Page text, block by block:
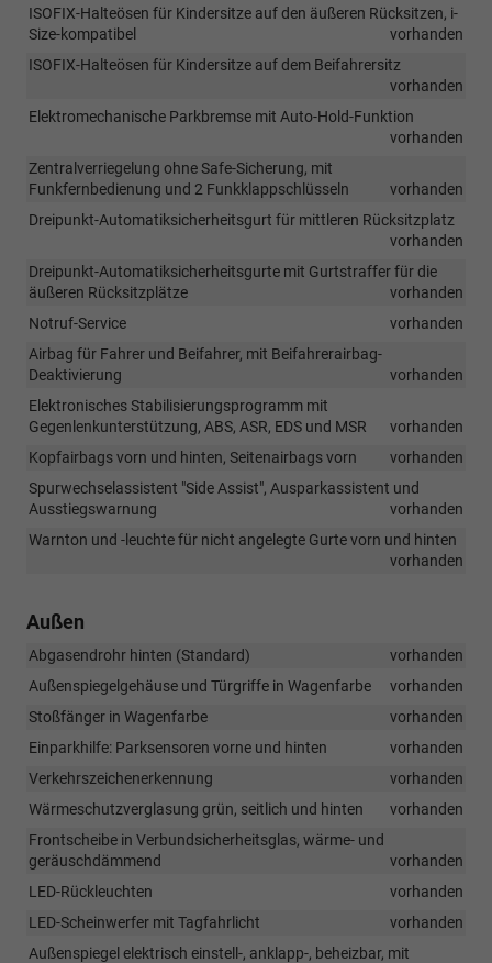
ISOFIX-Halteösen für Kindersitze auf den äußeren Rücksitzen, i-
Size-kompatibel
vorhanden
ISOFIX-Halteösen für Kindersitze auf dem Beifahrersitz
vorhanden
Elektromechanische Parkbremse mit Auto-Hold-Funktion
vorhanden
Zentralverriegelung ohne Safe-Sicherung, mit
Funkfernbedienung und 2 Funkklappschlüsseln
vorhanden
Dreipunkt-Automatiksicherheitsgurt für mittleren Rücksitzplatz
vorhanden
Dreipunkt-Automatiksicherheitsgurte mit Gurtstraffer für die
äußeren Rücksitzplätze
vorhanden
Notruf-Service
vorhanden
Airbag für Fahrer und Beifahrer, mit Beifahrerairbag-
Deaktivierung
vorhanden
Elektronisches Stabilisierungsprogramm mit
Gegenlenkunterstützung, ABS, ASR, EDS und MSR
vorhanden
Kopfairbags vorn und hinten, Seitenairbags vorn
vorhanden
Spurwechselassistent "Side Assist", Ausparkassistent und
Ausstiegswarnung
vorhanden
Warnton und -leuchte für nicht angelegte Gurte vorn und hinten
vorhanden
Außen
Abgasendrohr hinten (Standard)
vorhanden
Außenspiegelgehäuse und Türgriffe in Wagenfarbe
vorhanden
Stoßfänger in Wagenfarbe
vorhanden
Einparkhilfe: Parksensoren vorne und hinten
vorhanden
Verkehrszeichenerkennung
vorhanden
Wärmeschutzverglasung grün, seitlich und hinten
vorhanden
Frontscheibe in Verbundsicherheitsglas, wärme- und
geräuschdämmend
vorhanden
LED-Rückleuchten
vorhanden
LED-Scheinwerfer mit Tagfahrlicht
vorhanden
Außenspiegel elektrisch einstell-, anklapp-, beheizbar, mit